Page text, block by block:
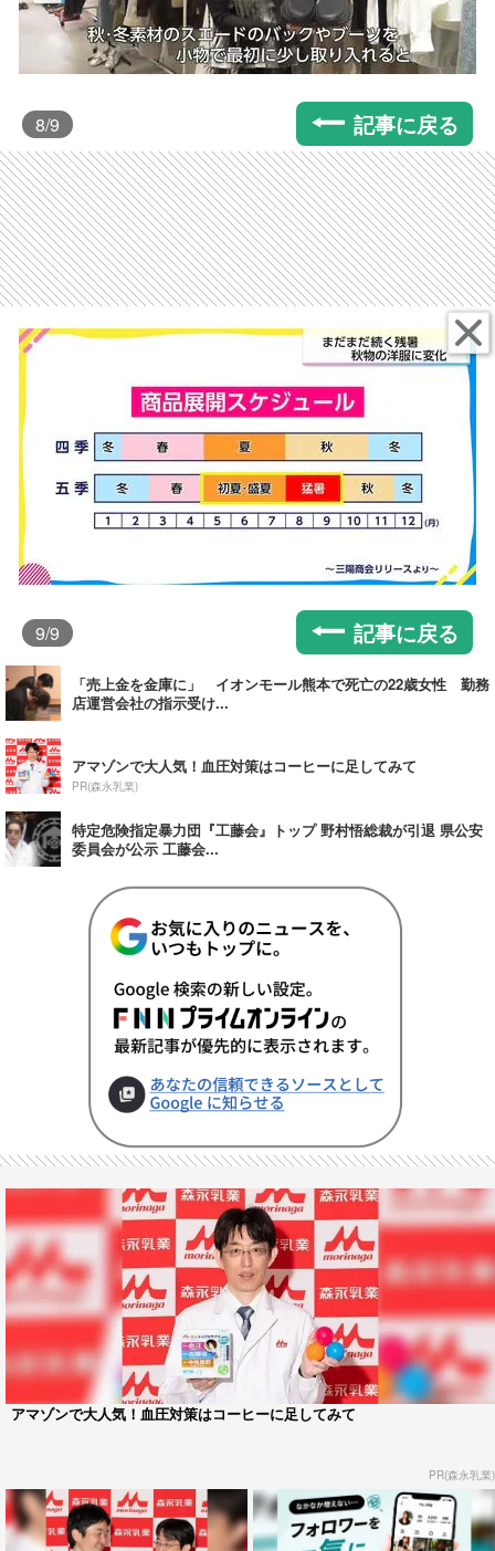
8/9 記事に戻る
9/9 記事に戻る
「売上金を金庫に」 イオンモール熊本で死亡の22歳女性 勤務
店運営会社の指示受け...
アマゾンで大人気！血圧対策はコーヒーに足してみて
PR(森永乳業)
特定危険指定暴力団『工藤会』トップ 野村悟総裁が引退 県公安
委員会が公示 工藤会...
アマゾンで大人気！血圧対策はコーヒーに足してみて
PR(森永乳業)